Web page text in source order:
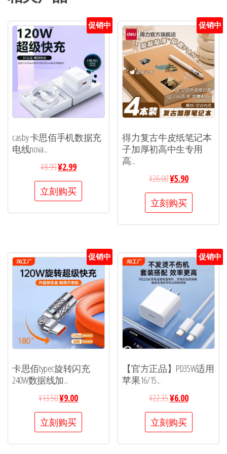
促销中
casby 卡思佰手机数据充
电线nova...
¥8.99¥2.99
立刻购买
促销中
得力复古牛皮纸笔记本
子加厚初高中生专用
高...
¥26.00¥5.90
立刻购买
促销中
卡思佰typec旋转闪充
240W数据线加...
¥13.50¥9.00
立刻购买
促销中
【官方正品】PD35W适用
苹果16/15...
¥22.35¥6.00
立刻购买